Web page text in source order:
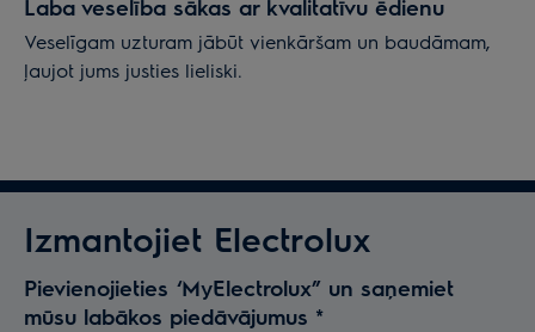
Laba veselība sākas ar kvalitatīvu ēdienu
Veselīgam uzturam jābūt vienkāršam un baudāmam,
ļaujot jums justies lieliski.
Izmantojiet Electrolux
Pievienojieties ‘MyElectrolux” un saņemiet
mūsu labākos piedāvājumus *